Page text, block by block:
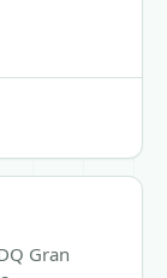
Gran